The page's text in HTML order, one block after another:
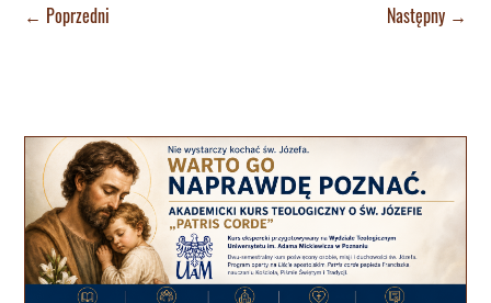
← Poprzedni Następny→